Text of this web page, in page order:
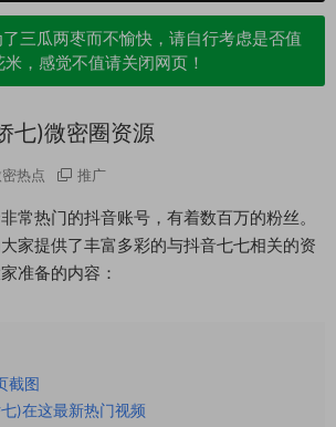
三瓜两枣而不愉快，请自行考虑是否值
米，感觉不值请关闭网页！
七)微密圈资源
热点 推广
常热门的抖音账号，有着数百万的粉丝。
家提供了丰富多彩的与抖音七七相关的资
准备的内容：
截图
)在这最新热门视频